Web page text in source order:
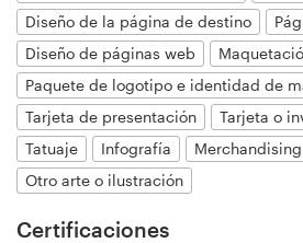
Diseño de la página de destino
Diseño de páginas web
Paquete de logotipo e identidad de
Tarjeta de presentación
Tarjeta o
Tatuaje
Infografía
Merchandising
Otro arte o ilustración
Certificaciones
Precios
Hágase diseñador
Blog